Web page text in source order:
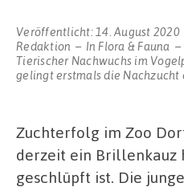
Veröffentlicht: 14. August 2020
Redaktion
InFlora & Fauna
Tierischer Nachwuchs im
gelingt erstmals die Nachzucht
Zuchterfolg im Zoo
derzeit ein Brillenkauz
geschlüpft ist. Die